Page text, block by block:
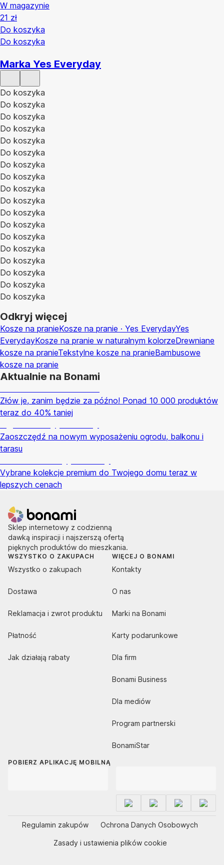
W magazynie
21 zł
Do koszyka
Do koszyka
Marka Yes Everyday
Do koszyka
Do koszyka
Do koszyka
Do koszyka
Do koszyka
Do koszyka
Do koszyka
Do koszyka
Do koszyka
Do koszyka
Do koszyka
Do koszyka
Do koszyka
Do koszyka
Do koszyka
Do koszyka
Do koszyka
Do koszyka
Odkryj więcej
Kosze na pranieKosze na pranie · Yes EverydayYes
EverydayKosze na pranie w naturalnym kolorzeDrewniane
kosze na pranieTekstylne kosze na pranieBambusowe
kosze na pranie
Aktualnie na Bonami
Złów je, zanim będzie za późno! Ponad 10 000 produktów
teraz do 40% taniej
Zaoszczędź na nowym wyposażeniu ogrodu, balkonu i
tarasu
Vybrane kolekcje premium do Twojego domu teraz w
lepszych cenach
Sklep internetowy z codzienną
dawką inspiracji i najszerszą ofertą
pięknych produktów do mieszkania.
WSZYSTKO O ZAKUPACH
Wszystko o zakupach
Dostawa
Reklamacja i zwrot produktu
Płatność
Jak działają rabaty
WIĘCEJ O BONAMI
Kontakty
O nas
Marki na Bonami
Karty podarunkowe
Dla firm
Bonami Business
Dla mediów
Program partnerski
BonamiStar
POBIERZ APLIKACJĘ MOBILNĄ
Regulamin zakupów Ochrona Danych Osobowych
Zasady i ustawienia plików cookie